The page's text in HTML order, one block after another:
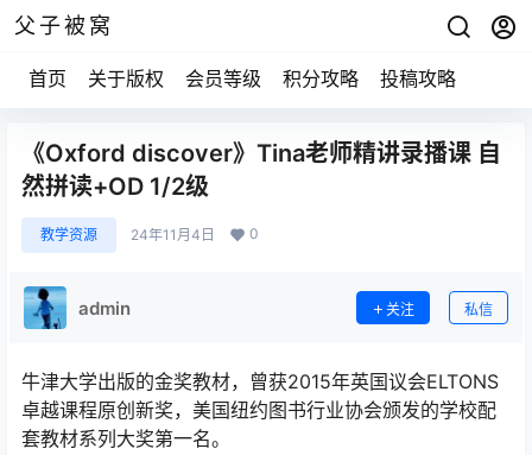
父子被窝
首页 关于版权 会员等级 积分攻略 投稿攻略
《Oxford discover》Tina老师精讲录播课 自
然拼读+OD 1/2级
教学资源 24年11月4日 0
admin 关注 私信
牛津大学出版的金奖教材，曾获2015年英国议会ELTONS
卓越课程原创新奖，美国纽约图书行业协会颁发的学校配
套教材系列大奖第一名。